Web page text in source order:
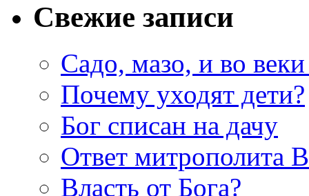
Свежие записи
Садо, мазо, и во веки
Почему уходят дети?
Бог списан на дачу
Ответ митрополита
Власть от Бога?